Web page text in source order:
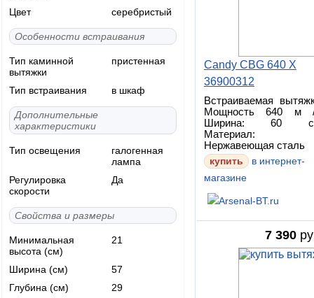
Цвет серебристый
Особенности встраивания
Тип каминной
вытяжки
пристенная
Тип встраивания в шкаф
Дополнительные
характеристики
Тип освещения
галогенная
лампа
Регулировка
скорости
Да
Свойства и размеры
Минимальная
высота (см)
21
Ширина (см)
57
Глубина (см)
29
Candy CBG 640 X
36900312
Встраиваемая
Мощность 640 м
Ширина: 60
Материал:
Нержавеющая сталь
купить
в интернет-
магазине
7 390